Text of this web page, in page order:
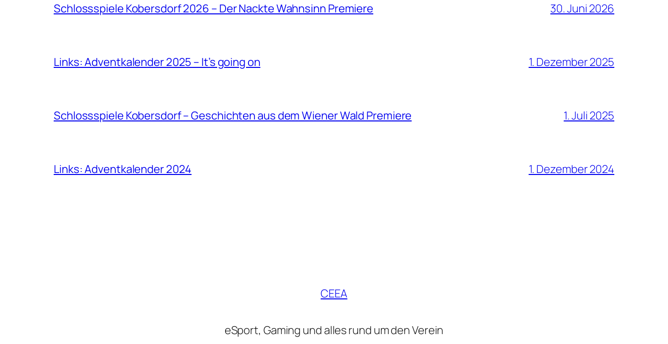
Schlossspiele Kobersdorf 2026 – Der Nackte Wahnsinn Premiere 30. Juni 2026
Links: Adventkalender 2025 – It’s going on 1. Dezember 2025
Schlossspiele Kobersdorf – Geschichten aus dem Wiener Wald Premiere 1. Juli 2025
Links: Adventkalender 2024 1. Dezember 2024
CEEA
eSport, Gaming und alles rund um den Verein